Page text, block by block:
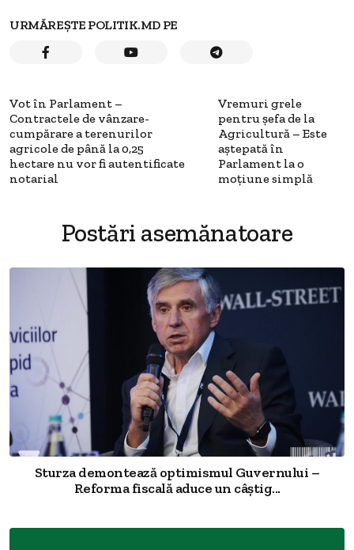
URMĂREȘTE POLITIK.MD PE
Vot în Parlament –
Contractele de vânzare-
cumpărare a terenurilor
agricole de până la 0,25
hectare nu vor fi autentificate
notarial
Vremuri grele
pentru șefa de la
Agricultură – Este
aștepată în
Parlament la o
moțiune simplă
Postări asemănatoare
Sturza demontează optimismul Guvernului –
Reforma fiscală aduce un câștig...